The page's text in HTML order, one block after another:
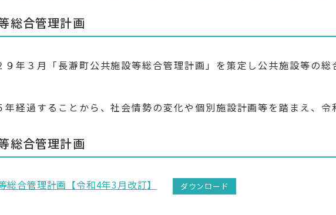
総合管理計画
９年３月「長瀞町公共施設等総合管理計画」を策定し公共施設等の
経過することから、社会情勢の変化や個別施設計画等を踏まえ、令
総合管理計画
総合管理計画【令和4年3月改訂】 ダウンロード